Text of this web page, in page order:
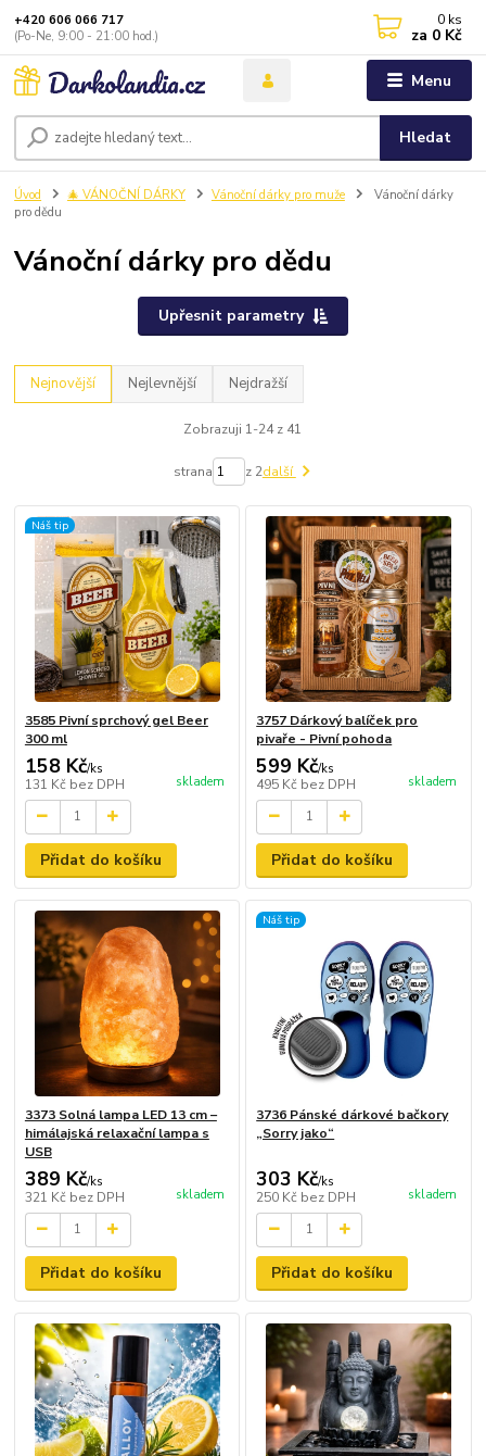
Menu
Hledat
+420 606 066 717
(Po-Ne, 9:00 - 21:00 hod.)
0 ks
za 0 Kč
Úvod 🎄 VÁNOČNÍ DÁRKY Vánoční dárky pro muže
Vánoční dárky
pro dědu
Vánoční dárky pro dědu
Upřesnit parametry
Nejnovější Nejlevnější Nejdražší
Zobrazuji 1-24 z 41
strana z 2další
Náš tip
3585 Pivní sprchový gel Beer
300 ml
158 Kč/ks
131 Kč bez DPH skladem
Přidat do košíku
3757 Dárkový balíček pro
pivaře - Pivní pohoda
599 Kč/ks
495 Kč bez DPH skladem
Přidat do košíku
3373 Solná lampa LED 13 cm –
himálajská relaxační lampa s
USB
389 Kč/ks
321 Kč bez DPH skladem
Přidat do košíku
Náš tip
3736 Pánské dárkové bačkory
„Sorry jako“
303 Kč/ks
250 Kč bez DPH skladem
Přidat do košíku